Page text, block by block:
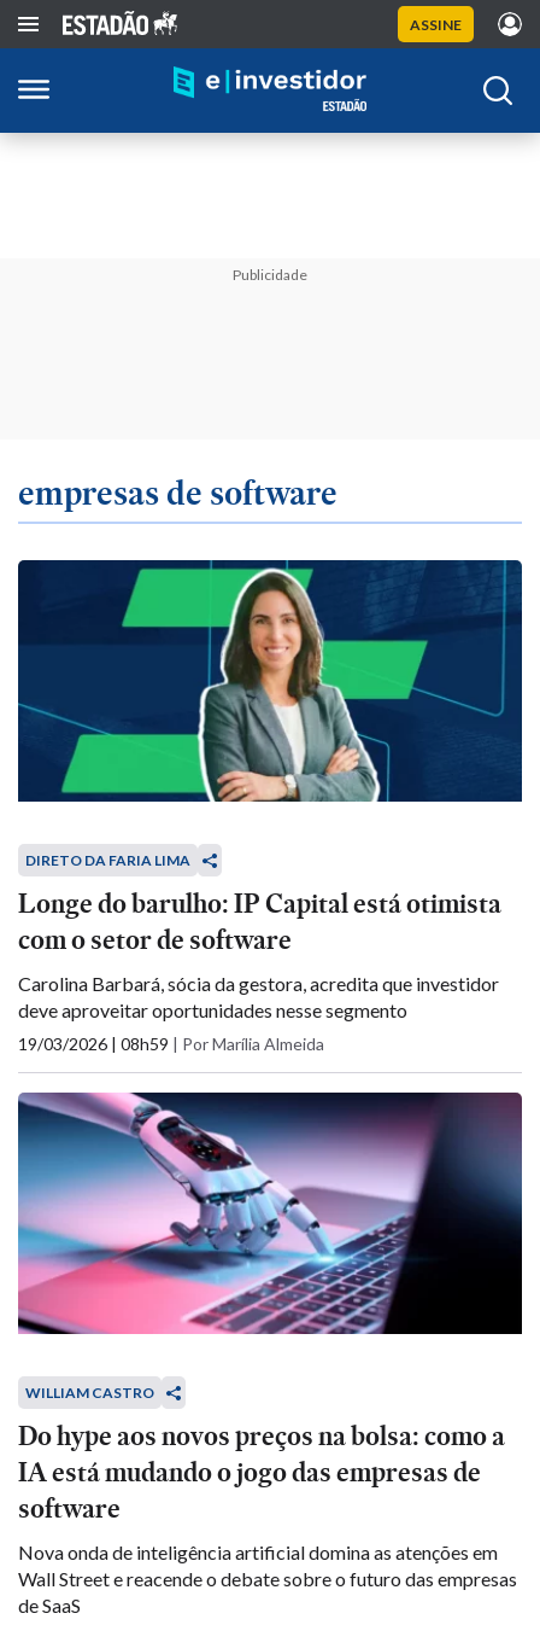
ASSINE
Publicidade
empresas de software
DIRETO DA FARIA LIMA
Longe do barulho: IP Capital está otimista
com o setor de software
Carolina Barbará, sócia da gestora, acredita que investidor
deve aproveitar oportunidades nesse segmento
19/03/2026 | 08h59 | Por Marília Almeida
WILLIAM CASTRO
Do hype aos novos preços na bolsa: como a
IA está mudando o jogo das empresas de
software
Nova onda de inteligência artificial domina as atenções em
Wall Street e reacende o debate sobre o futuro das empresas
de SaaS